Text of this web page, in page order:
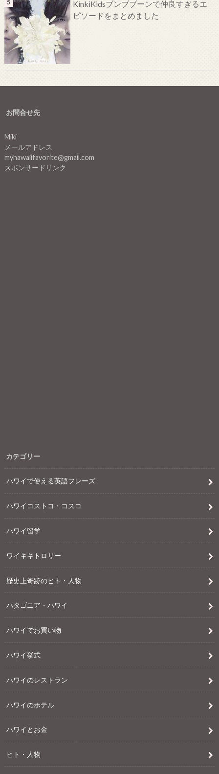
KinkiKidsブンブブーンで仲良すぎるエ
ピソードをまとめました
お問合せ先
Miki
メールアドレス
myhawaiifavorite@gmail.com
スポンサードリンク
カテゴリー
ハワイで使える英語フレーズ
ハワイコストコ・コスコ
ハワイ留学
ワイキキトロリー
歴史上奇跡のヒト・人物
パタゴニア・ハワイ
ハワイでお買い物
ハワイ挙式
ハワイのレストラン
ハワイのホテル
ハワイとお金
ヒト・人物